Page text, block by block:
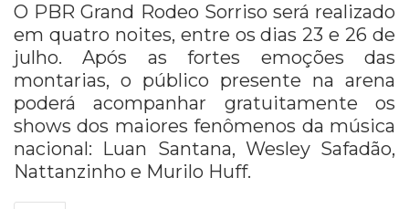
O PBR Grand Rodeo Sorriso será realizado
em quatro noites, entre os dias 23 e 26 de
julho. Após as fortes emoções das
montarias, o público presente na arena
poderá acompanhar gratuitamente os
shows dos maiores fenômenos da música
nacional: Luan Santana, Wesley Safadão,
Nattanzinho e Murilo Huff.